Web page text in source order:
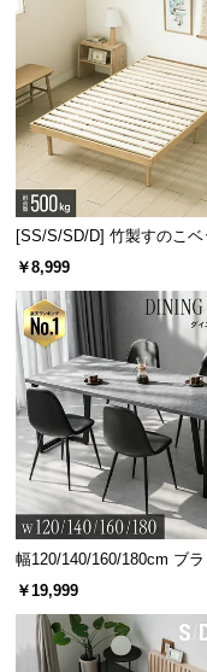
温もりあふれる
脚部には高い耐久
のやわらかな木目
デザインを惹き
デザインにアクセ
手。指がかりが良
す。
[SS/S/SD/D] 竹製すのこベ
￥8,999
幅120/140/160/180cm ブラ
レーム ダイニング 大理石
￥19,999